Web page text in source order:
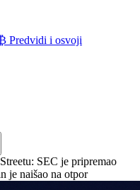
Predvidi i osvoji
SEC je pripremao
je naišao na otpor